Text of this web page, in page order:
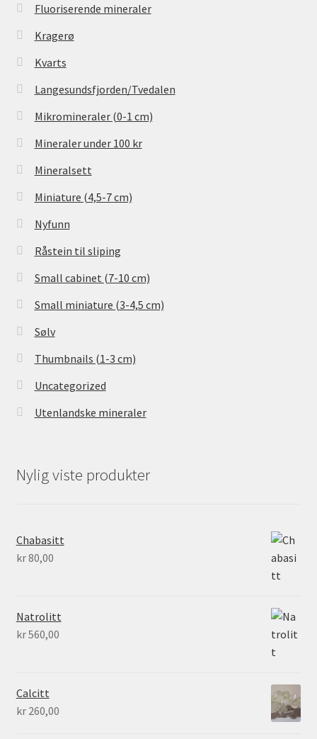
Fluoriserende mineraler
Kragerø
Kvarts
Langesundsfjorden/Tvedalen
Mikromineraler (0-1 cm)
Mineraler under 100 kr
Mineralsett
Miniature (4,5-7 cm)
Nyfunn
Råstein til sliping
Small cabinet (7-10 cm)
Small miniature (3-4,5 cm)
Sølv
Thumbnails (1-3 cm)
Uncategorized
Utenlandske mineraler
Nylig viste produkter
Chabasitt
kr80,00
Natrolitt
kr560,00
Calcitt
kr260,00